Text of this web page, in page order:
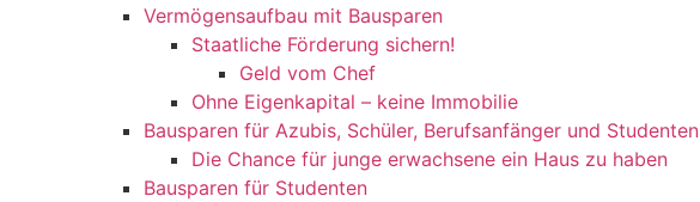
Vermögensaufbau mit Bausparen
Staatliche Förderung sichern!
Geld vom Chef
Ohne Eigenkapital – keine Immobilie
Bausparen für Azubis, Schüler, Berufsanfänger und Studenten
Die Chance für junge erwachsene ein Haus zu haben
Bausparen für Studenten